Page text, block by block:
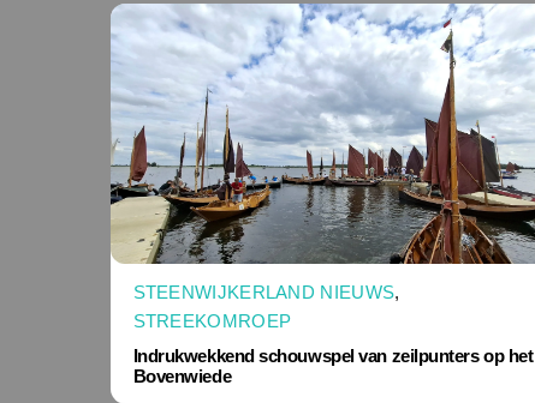
STEENWIJKERLAND NIEUWS,
STREEKOMROEP
Indrukwekkend schouwspel van zeilpunters op het
Bovenwiede